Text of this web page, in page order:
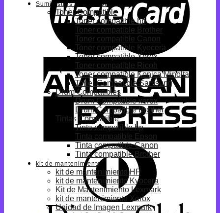
Suministros Compatibles
Toner Compatible
Toner compatible hp
Toner compatible Brother
Toner compatible Canon
Toner compatible Kyocera
Toner compatible Xerox
Toner compatible Ricoh
Toner compatible Konica Minolta
Toner Compatible Samsung
Drum Compatibles
Drum Compatible xerox
Drum Compatible Brother
Tintas Compatible
Tinta compatible hp
Tinta compatible Epson
Tinta compatible Canon
Tinta compatible Brother
kit de mantenimiento
kit de mantenimiento HP
kit de mantenimiento Kyocera
Kit de Mantenimiento Lexmark
kit de mantenimiento Xerox
Unidad de Imagen Lexmark